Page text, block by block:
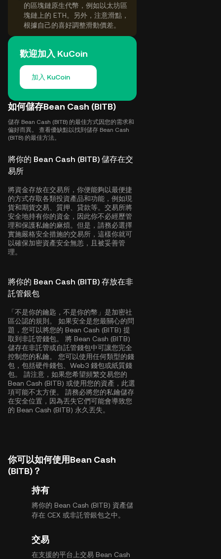
的區塊鏈原生代幣，例如以太坊區
塊鏈上的 ETH。另外，注意滑點，
根據自己的喜好調整滑動價差。
歡迎加入 KuCoin
加入 KuCoin
如何儲存Bean Cash (BITB)
儲存 Bean Cash (BITB) 的最佳方式因您的需求和
偏好而異。 查看優缺點以找到儲存 Bean Cash
(BITB) 的最佳方法。
將你的 Bean Cash (BITB) 儲存在交
易所
將資金存放在交易所，你便能夠以最便捷
的方式存取各類投資產品和功能，例如現
貨和期貨交易、質押、貸款等。交易所將
安全地持有你的資金，因此你不必經歷管
理和保護私鑰的麻煩。但是，請務必選擇
實施嚴格安全措施的交易所，這樣你就可
以確保加密資產安全無恙，且被妥善管
理。
將你的 Bean Cash (BITB) 存放在非
託管銀包
「不是你的鑰匙，不是你的幣」是加密社
區公認的規則。 如果安全是您最關心的問
題，您可以將您的 Bean Cash (BITB) 提
取到非託管錢包。 將 Bean Cash (BITB)
儲存在非託管或自託管錢包中可讓您完全
控制您的私鑰。 您可以使用任何類型的錢
包，包括硬件錢包、Web3 錢包或紙質錢
包。 請注意，如果您希望頻繁交易您的
Bean Cash (BITB) 或使用您的資產，此選
項可能不太方便。 請務必將您的私鑰儲存
在安全位置，因為丟失它們可能會導致您
的 Bean Cash (BITB) 永久丟失。
你可以如何使用Bean Cash
(BITB)？
持有
將你的 Bean Cash (BITB) 資產儲
存在 CEX 或非託管銀包之中。
交易
在支援的平台上交易 Bean Cash